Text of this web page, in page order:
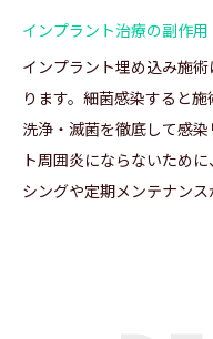
インプラント治療の副作
インプラント埋め込み施
ります。細菌感染すると
洗浄・滅菌を徹底して感
ト周囲炎にならないため
シングや定期メンテナンス